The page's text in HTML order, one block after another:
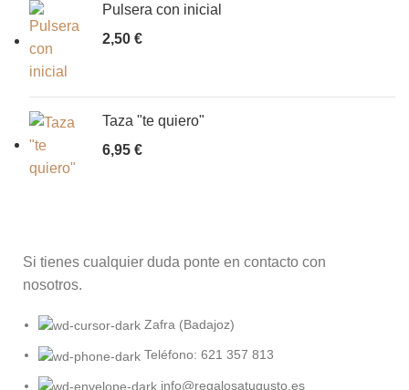
Pulsera con inicial
2,50 €
Taza "te quiero"
6,95 €
Si tienes cualquier duda ponte en contacto con
nosotros.
Zafra (Badajoz)
Teléfono: 621 357 813
info@regalosatugusto.es